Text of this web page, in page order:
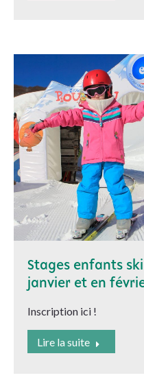
Stages enfants
janvier et en
Inscription ici !
Lire la suite